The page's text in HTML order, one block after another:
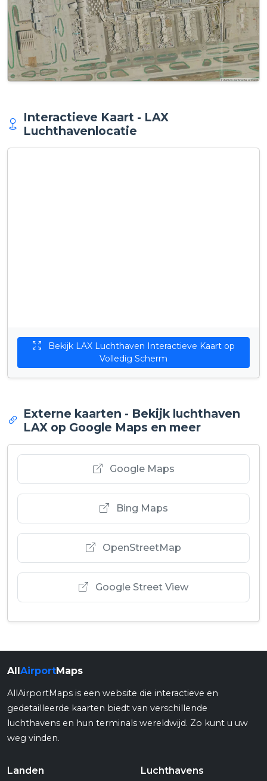
Interactieve Kaart - LAX
Luchthavenlocatie
Volledig Scherm
Externe kaarten - Bekijk luchthaven
LAX op Google Maps en meer
Google Maps
Bing Maps
OpenStreetMap
Google Street View
AllAirportMaps
AllAirportMaps is een website die interactieve en
gedetailleerde kaarten biedt van verschillende
luchthavens en hun terminals wereldwijd. Zo kunt u uw
weg vinden.
Landen Luchthavens